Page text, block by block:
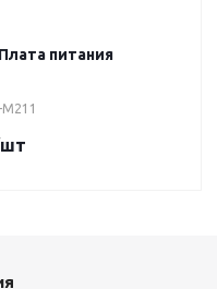
питания